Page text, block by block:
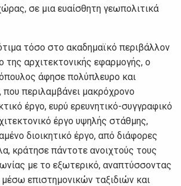
σε μια ευαίσθητη γεωπολιτικά
τόσο στο ακαδημαϊκό περιβάλλον
της αρχιτεκτονικής εφαρμογής, ο
άφησε πολύπλευρο και
που περιλαμβάνει μακρόχρονο
έργο, ευρύ ερευνητικό-συγγραφικό
έργο υψηλής στάθμης,
διοικητικό έργο, από διάφορες
κράτησε πάντοτε ανοιχτούς τους
με το εξωτερικό, αναπτύσσοντας
μέσω επιστημονικών ταξιδιών και